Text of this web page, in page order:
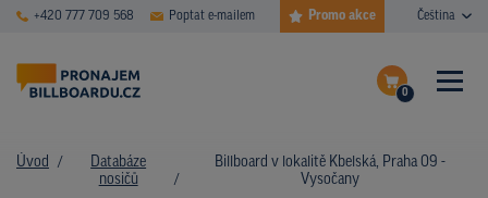
+420 777 709 568 Poptat e-mailem Promo akce Čeština
0
Dokončit poptávku
ČASTÉ DOTAZY
Úvod
Databáze
nosičů
Billboard v lokalitě Kbelská, Praha 09 -
Vysočany